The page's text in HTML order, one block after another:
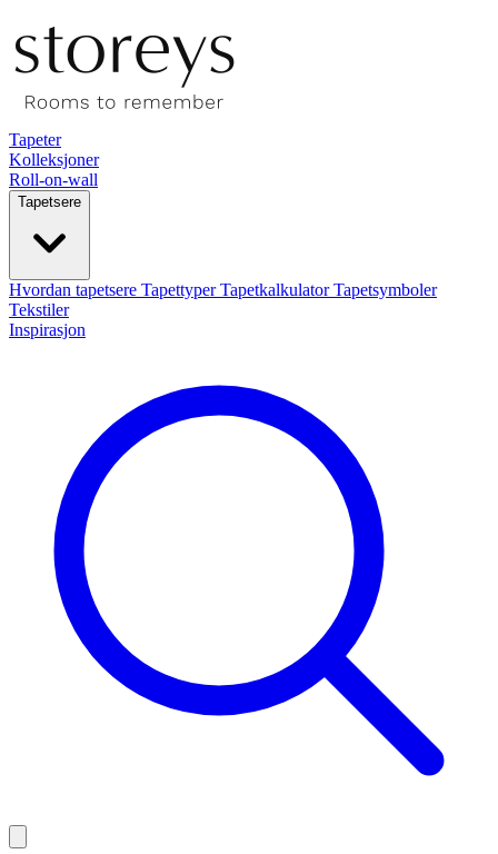
Tapeter
Kolleksjoner
Roll-on-wall
Tapetsere
Hvordan tapetsere TapettyperTapetkalkulatorTapetsymboler
Tekstiler
Inspirasjon